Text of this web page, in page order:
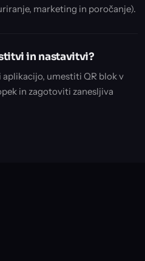
marketing in poročanje).
in nastavitvi?
umestiti QR blok v
in zagotoviti zanesljiva